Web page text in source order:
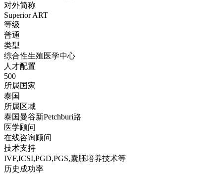
对外简称
Superior ART
等级
普通
类型
综合性生殖医学中心
人才配置
500
所属国家
泰国
所属区域
泰国曼谷新Petchburi路
医学顾问
在线咨询顾问
技术支持
IVF,ICSI,PGD,PGS,囊胚培养技术等
历史成功率